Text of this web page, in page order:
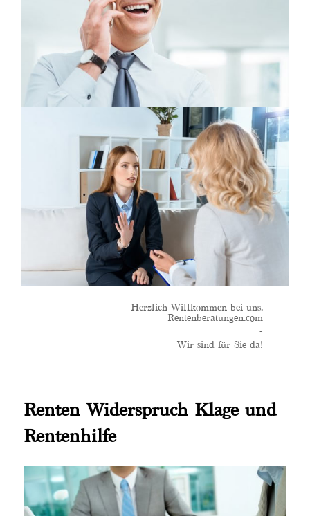
Herzlich Willkommen bei uns.
Rentenberatungen.com
-
Wir sind für Sie da!
Renten Widerspruch Klage und
Rentenhilfe